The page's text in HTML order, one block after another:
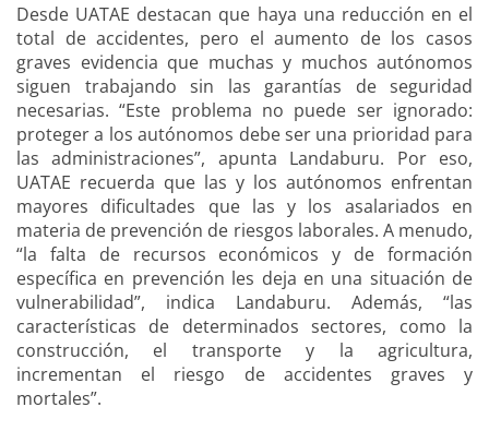
Desde UATAE destacan que haya una reducción en el
total de accidentes, pero el aumento de los casos
graves evidencia que muchas y muchos autónomos
siguen trabajando sin las garantías de seguridad
necesarias. “Este problema no puede ser ignorado:
proteger a los autónomos debe ser una prioridad para
las administraciones”, apunta Landaburu. Por eso,
UATAE recuerda que las y los autónomos enfrentan
mayores dificultades que las y los asalariados en
materia de prevención de riesgos laborales. A menudo,
“la falta de recursos económicos y de formación
específica en prevención les deja en una situación de
vulnerabilidad”, indica Landaburu. Además, “las
características de determinados sectores, como la
construcción, el transporte y la agricultura,
incrementan el riesgo de accidentes graves y
mortales”.